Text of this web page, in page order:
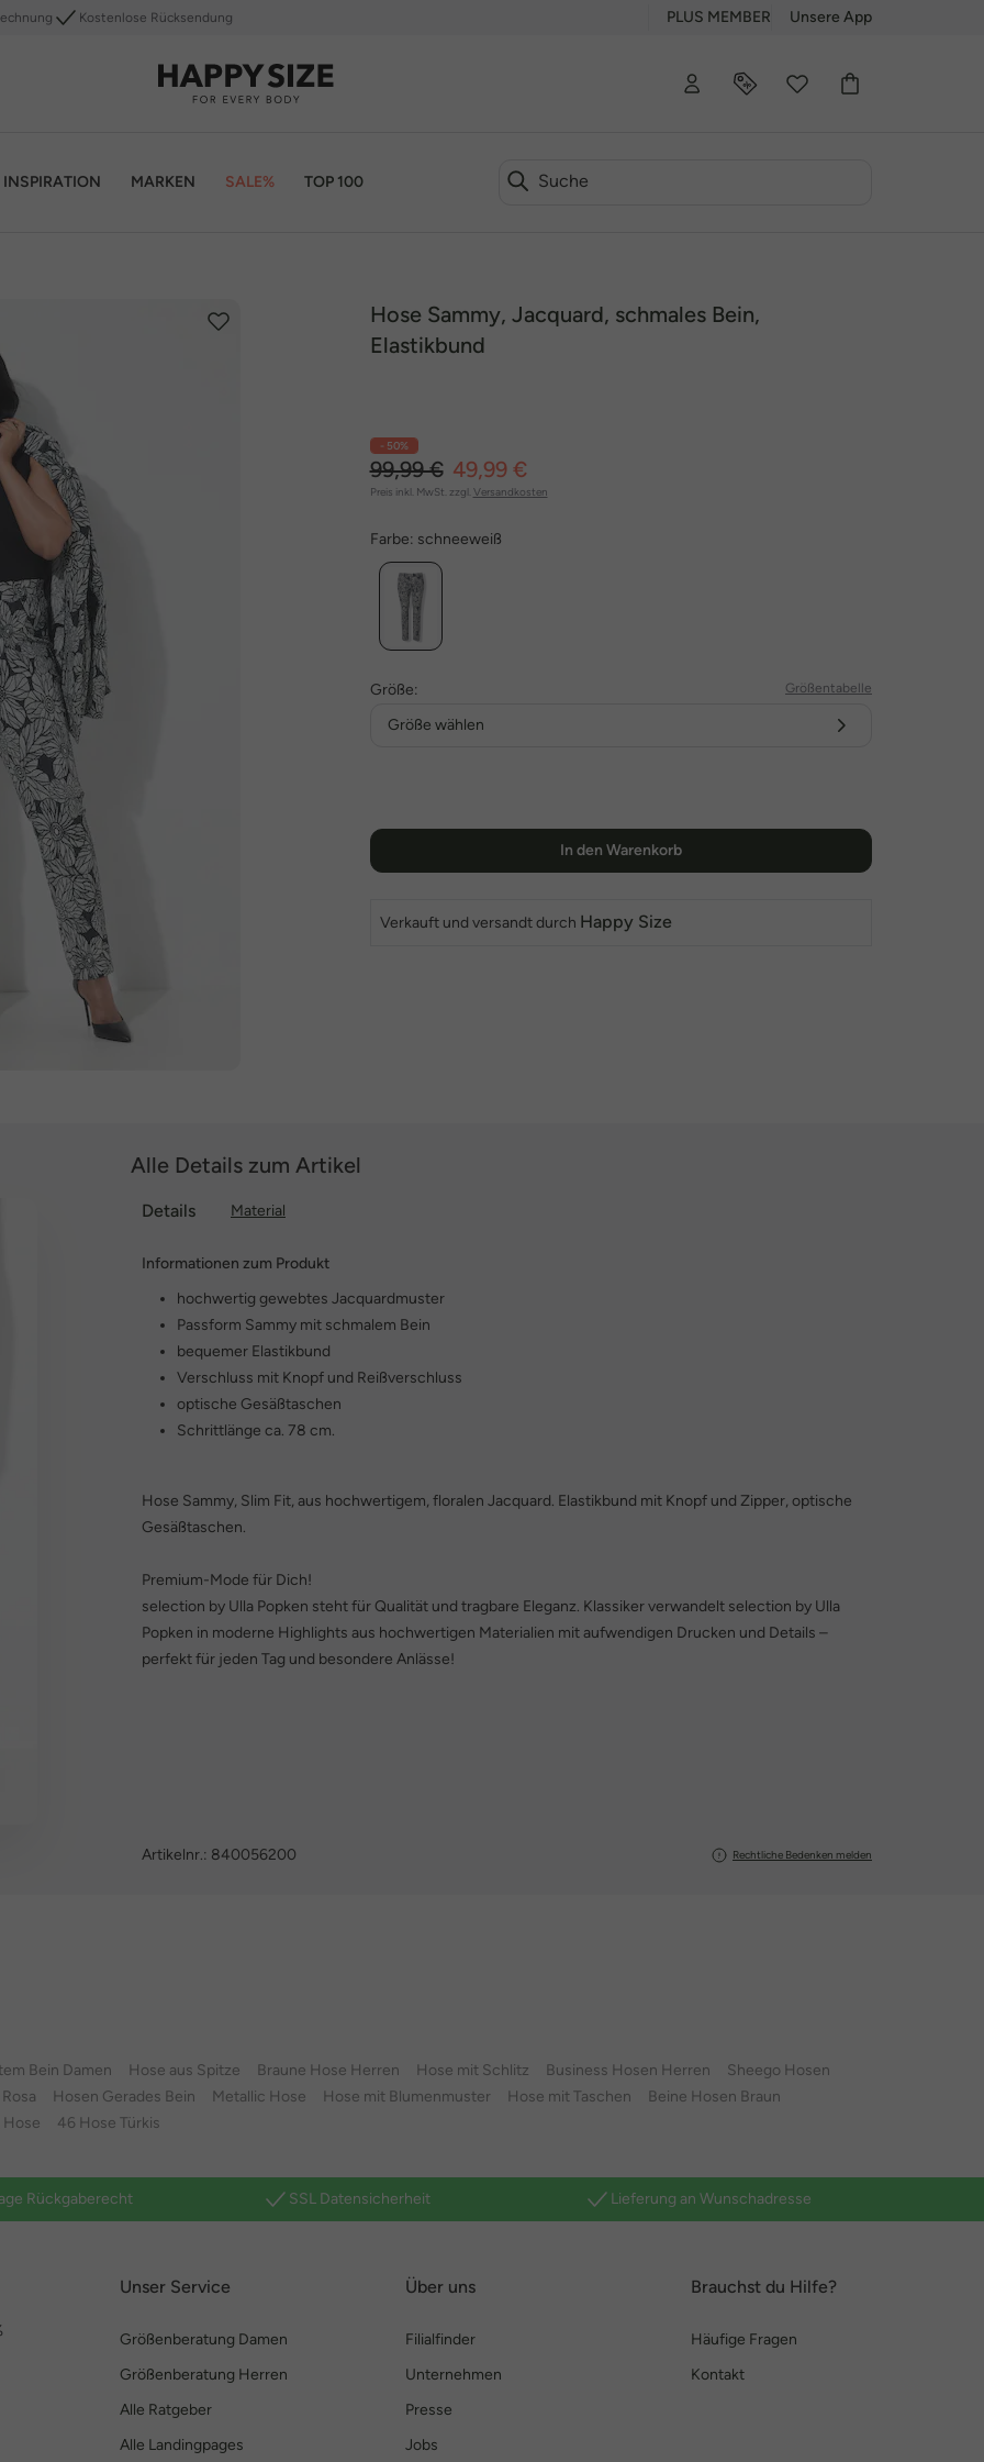
Kostenlose Rücksendung PLUS MEMBER Unsere App
INSPIRATION MARKEN SALE% TOP 100
Hose Sammy, Jacquard, schmales Bein,
Elastikbund
- 50%
99,99 € 49,99 €
Preis inkl. MwSt. zzgl. Versandkosten
Farbe: schneeweiß
Größe: Größentabelle
Größe wählen
In den Warenkorb
Verkauft und versandt durch Happy Size
Alle Details zum Artikel
Details Material
Informationen zum Produkt
hochwertig gewebtes Jacquardmuster
Passform Sammy mit schmalem Bein
bequemer Elastikbund
Verschluss mit Knopf und Reißverschluss
optische Gesäßtaschen
Schrittlänge ca. 78 cm.
Hose Sammy, Slim Fit, aus hochwertigem, floralen Jacquard. Elastikbund mit Knopf und Zipper, optische
Gesäßtaschen.
Premium-Mode für Dich!
selection by Ulla Popken steht für Qualität und tragbare Eleganz. Klassiker verwandelt selection by Ulla
Popken in moderne Highlights aus hochwertigen Materialien mit aufwendigen Drucken und Details –
perfekt für jeden Tag und besondere Anlässe!
Artikelnr.: 840056200 Rechtliche Bedenken melden
Bein Damen Hose aus Spitze Braune Hose Herren Hose mit Schlitz Business Hosen Herren
Sheego Hosen
Hosen Gerades Bein Metallic Hose Hose mit Blumenmuster Hose mit Taschen
Beine Hosen Braun
Hose
46 Hose Türkis
Rückgaberecht SSL Datensicherheit Lieferung an Wunschadresse
Unser Service
Größenberatung Damen
Größenberatung Herren
Alle Ratgeber
Alle Landingpages
Über uns
Filialfinder
Unternehmen
Presse
Jobs
Brauchst du Hilfe?
Häufige Fragen
Kontakt